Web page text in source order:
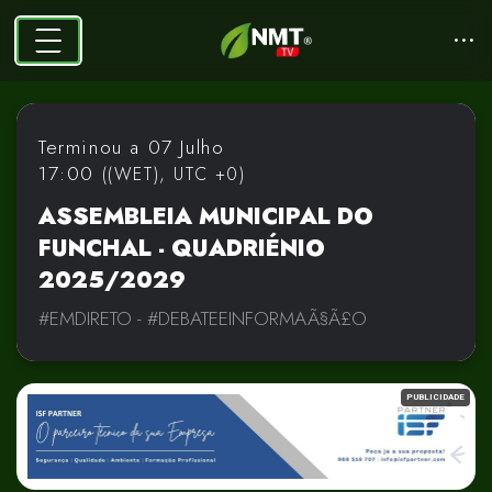
PUBLICIDADE
User
👍
😊
2026-06-15 09:24:08
User
❤️
2026-06-15 09:24:15